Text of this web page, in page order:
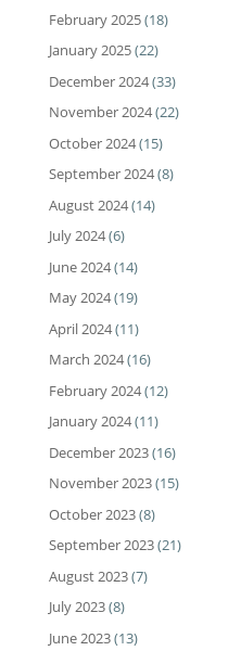
February 2025(18)
January 2025(22)
December 2024(33)
November 2024(22)
October 2024(15)
September 2024(8)
August 2024(14)
July 2024(6)
June 2024(14)
May 2024(19)
April 2024(11)
March 2024(16)
February 2024(12)
January 2024(11)
December 2023(16)
November 2023(15)
October 2023(8)
September 2023(21)
August 2023(7)
July 2023(8)
June 2023(13)